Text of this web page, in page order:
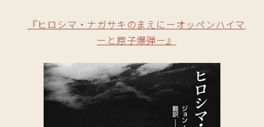
『ヒロシマ・ナガサキのまえにーオッペンハイマ
ーと原子爆弾ー』